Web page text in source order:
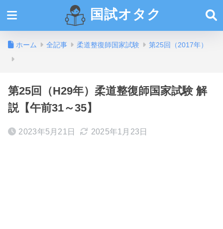
国試オタク
ホーム 全記事 柔道整復師国家試験 第25回（2017年）
第25回（H29年）柔道整復師国家試験 解
説【午前31～35】
2023年5月21日 2025年1月23日